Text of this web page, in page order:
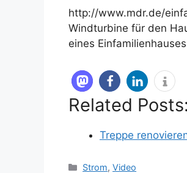
http://www.mdr.de/
Windturbine für den
eines
Related Posts:
Treppe
Kategorien
Strom,Video